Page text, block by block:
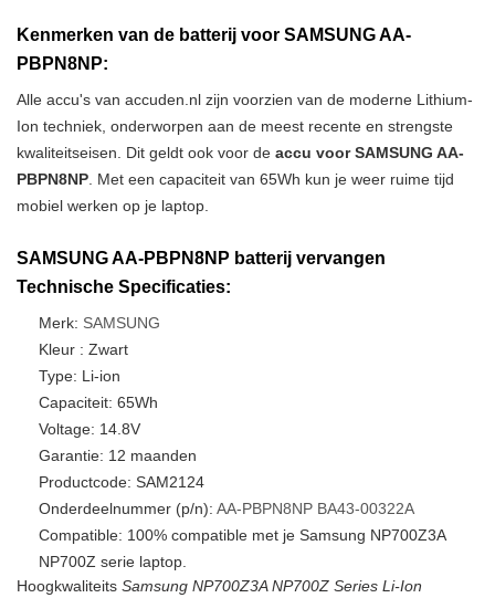
Kenmerken van de batterij voor SAMSUNG AA-
PBPN8NP:
Alle accu's van accuden.nl zijn voorzien van de moderne Lithium-
Ion techniek, onderworpen aan de meest recente en strengste
kwaliteitseisen. Dit geldt ook voor de accu voor SAMSUNG AA-
PBPN8NP . Met een capaciteit van 65Wh kun je weer ruime tijd
mobiel werken op je laptop.
SAMSUNG AA-PBPN8NP batterij vervangen
Technische Specificaties:
Merk: SAMSUNG
Kleur : Zwart
Type: Li-ion
Capaciteit: 65Wh
Voltage: 14.8V
Garantie: 12 maanden
Productcode: SAM2124
Onderdeelnummer (p/n): AA-PBPN8NP BA43-00322A
Compatible: 100% compatible met je Samsung NP700Z3A
NP700Z serie laptop.
Hoogkwaliteits Samsung NP700Z3A NP700Z Series Li-Ion